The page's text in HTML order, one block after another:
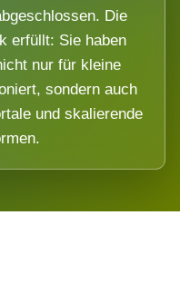
Die
erfüllt: Sie haben
nur für kleine
sondern auch
und skalierende